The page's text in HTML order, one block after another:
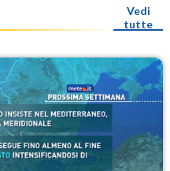
Vedi
tutte